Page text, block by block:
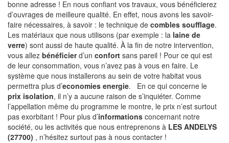
bonne adresse ! En nous confiant vos travaux, vous bénéficierez
d’ouvrages de meilleure qualité. En effet, nous avons les savoir-
faire nécessaires, à savoir : le technique de combles soufflage.
Les matériaux que nous utilisons (par exemple : la laine de
verre) sont aussi de haute qualité. À la fin de notre intervention,
vous allez bénéficierd’un confort sans pareil ! Pour ce qui est
de leur consommation, vous n’avez pas à vous en faire. Le
système que nous installerons au sein de votre habitat vous
permettra plus d’economies energie. En ce qui concerne le
prix isolation, il n’y a aucune raison de s’inquiéter. Comme
l’appellation même du programme le montre, le prix n’est surtout
pas exorbitant ! Pour plus d’informations concernant notre
société, ou les activités que nous entreprenons à LES ANDELYS
(27700) , n’hésitez surtout pas à nous contacter !